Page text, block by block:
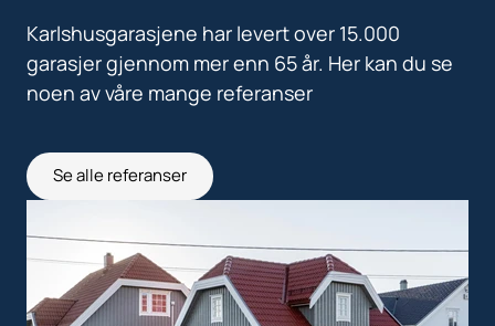
Karlshusgarasjene har levert over 15.000
garasjer gjennom mer enn 65 år. Her kan du se
noen av våre mange referanser
Se alle referanser